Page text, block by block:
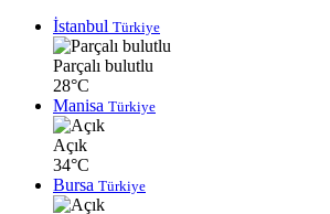
İstanbul Türkiye
Parçalı bulutlu
28°C
Manisa Türkiye
Açık
34°C
Bursa Türkiye